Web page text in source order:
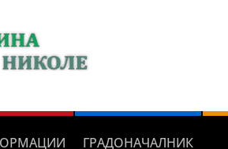
ГРАДОНАЧАЛНИК